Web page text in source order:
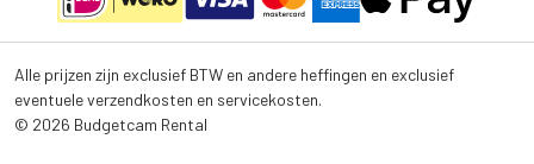
Alle prijzen zijn exclusief BTW en andere heffingen en exclusief
eventuele verzendkosten en servicekosten.
© 2026 Budgetcam Rental